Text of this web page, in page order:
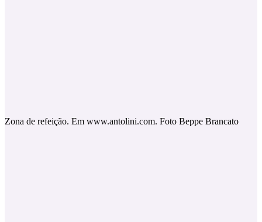
Zona de refeição. Em www.antolini.com. Foto Beppe Brancato